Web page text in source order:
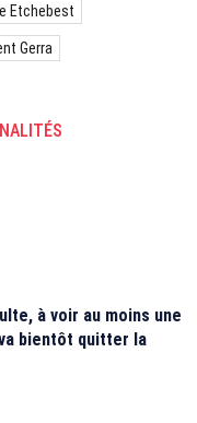
Etchebest
Gerra
à voir au moins une
bientôt quitter la